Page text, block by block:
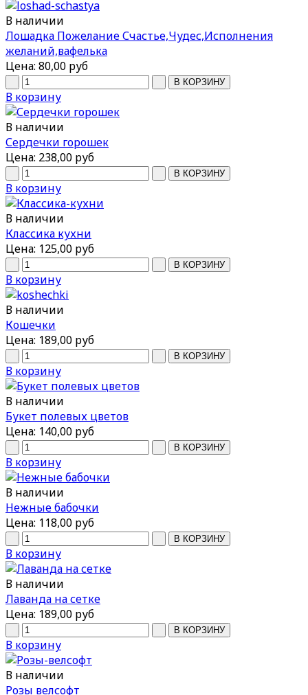
В наличии
Лошадка Пожелание Счастье,Чудес,Исполнения
желаний,вафелька
Цена: 80,00 руб
В корзину
В наличии
Сердечки горошек
Цена: 238,00 руб
В корзину
В наличии
Классика кухни
Цена: 125,00 руб
В корзину
В наличии
Кошечки
Цена: 189,00 руб
В корзину
В наличии
Букет полевых цветов
Цена: 140,00 руб
В корзину
В наличии
Нежные бабочки
Цена: 118,00 руб
В корзину
В наличии
Лаванда на сетке
Цена: 189,00 руб
В корзину
В наличии
Розы велсофт